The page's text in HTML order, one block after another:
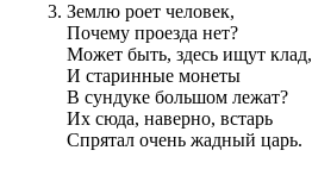
Землю роет человек,
Почему проезда нет?
Может быть, здесь ищут клад,
И старинные монеты
В сундуке большом лежат?
Их сюда, наверно, встарь
Спрятал очень жадный царь.